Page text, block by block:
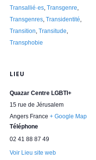
Transallié·es, Transgenre,
Transgenres, Transidentité,
Transition, Transitude,
Transphobie
LIEU
Quazar Centre LGBTI+
15 rue de Jérusalem
Angers France + Google Map
Téléphone
02 41 88 87 49
Voir Lieu site web